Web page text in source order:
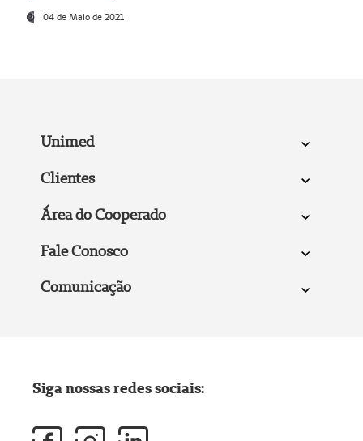
04 de Maio de 2021
Unimed
Clientes
Área do Cooperado
Fale Conosco
Comunicação
Siga nossas redes sociais: